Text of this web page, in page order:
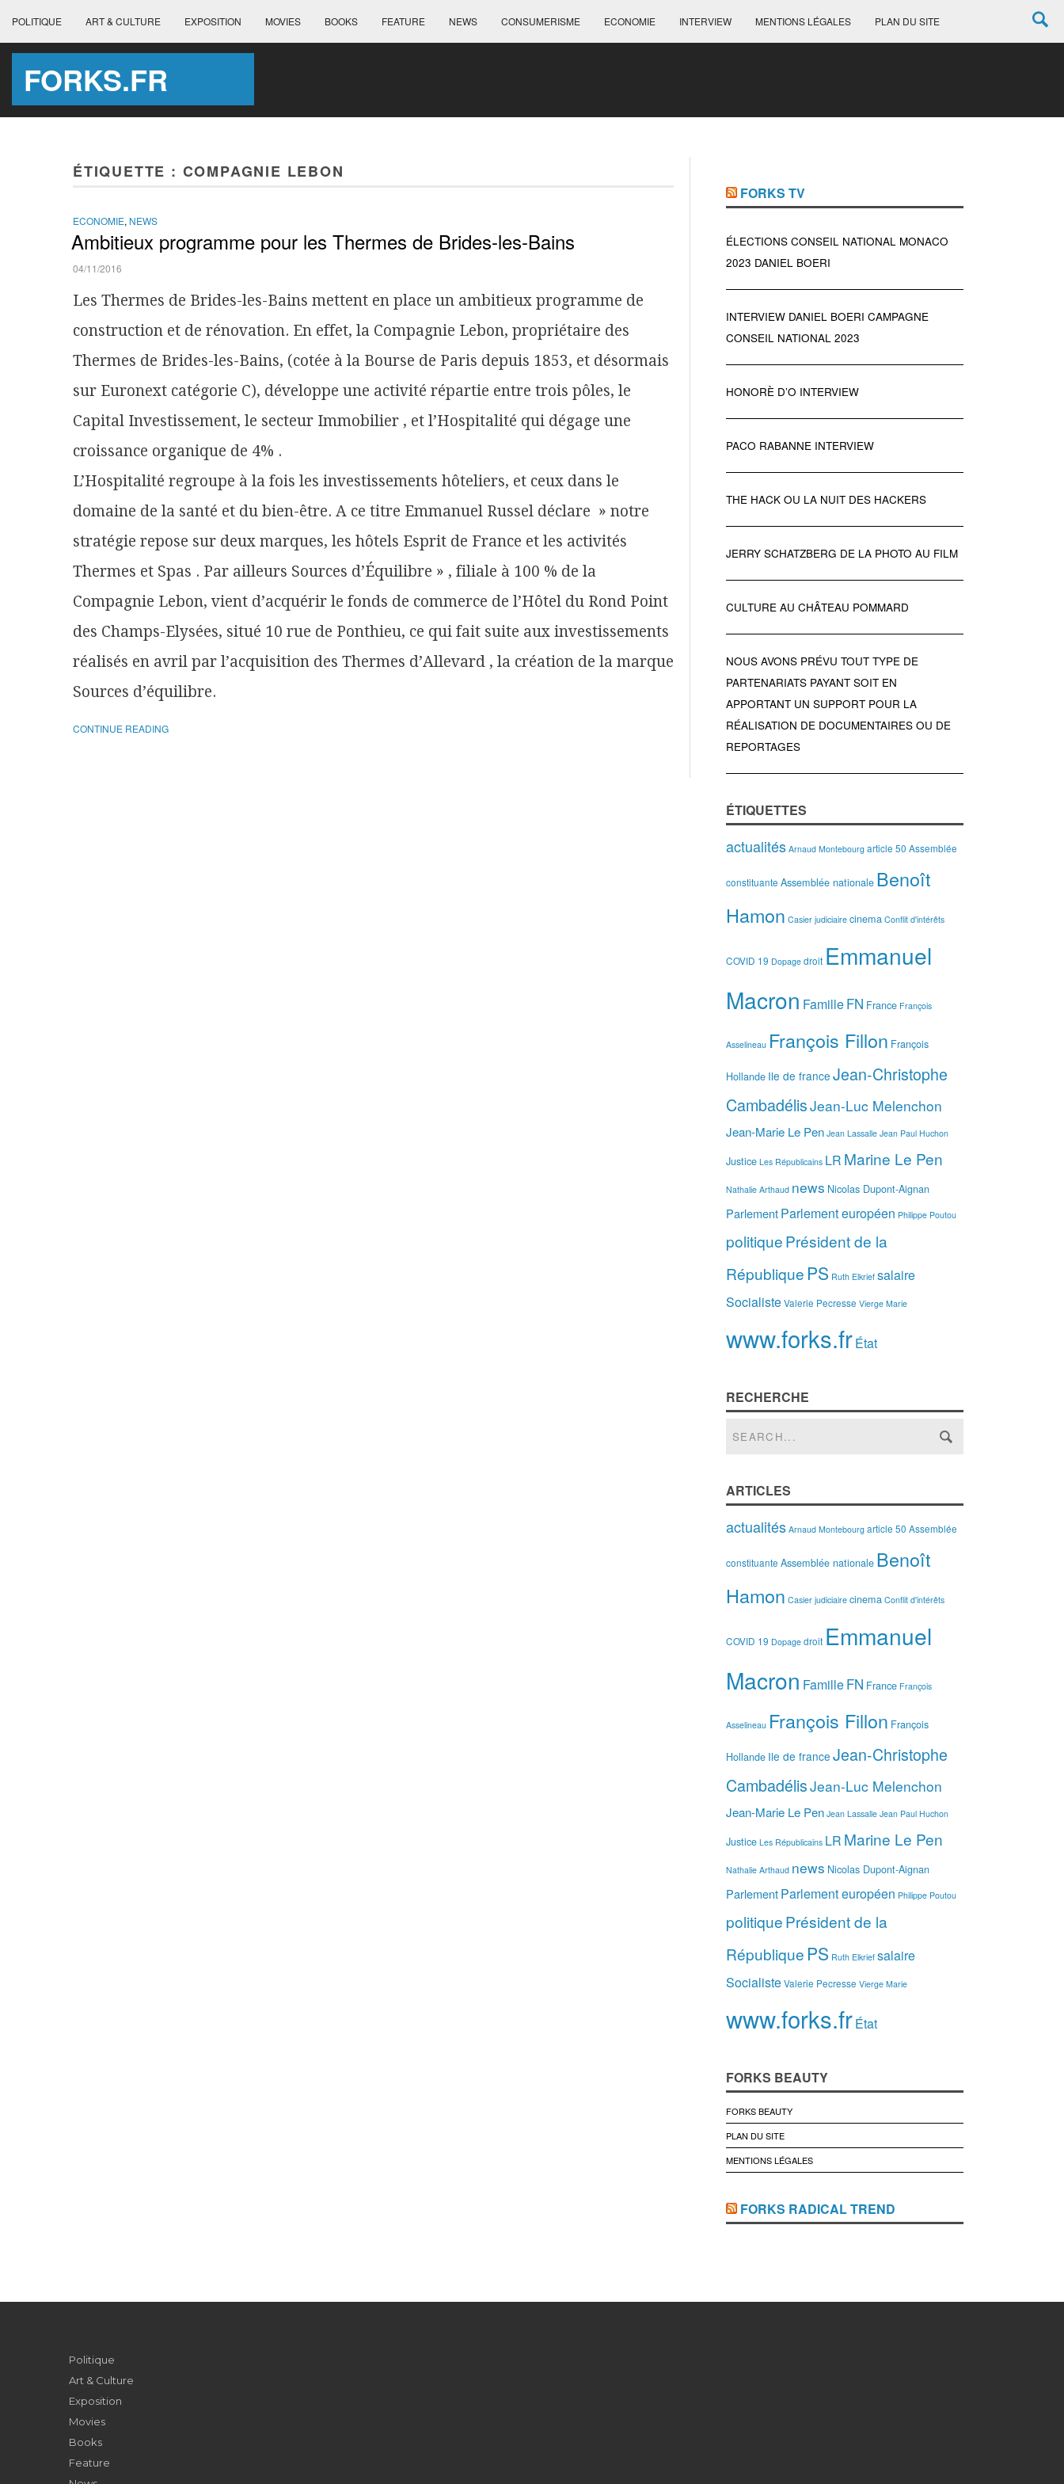
POLITIQUE ART & CULTURE EXPOSITION MOVIES BOOKS FEATURE NEWS CONSUMERISME ECONOMIE INTERVIEW MENTIONS LÉGALES PLAN DU SITE
FORKS.FR
ÉTIQUETTE : COMPAGNIE LEBON
ECONOMIE, NEWS
Ambitieux programme pour les Thermes de Brides-les-Bains
04/11/2016
Les Thermes de Brides-les-Bains mettent en place un ambitieux programme de
construction et de rénovation. En effet, la Compagnie Lebon, propriétaire des
Thermes de Brides-les-Bains, (cotée à la Bourse de Paris depuis 1853, et désormais
sur Euronext catégorie C), développe une activité répartie entre trois pôles, le
Capital Investissement, le secteur Immobilier , et l’Hospitalité qui dégage une
croissance organique de 4% .
L’Hospitalité regroupe à la fois les investissements hôteliers, et ceux dans le
domaine de la santé et du bien-être. A ce titre Emmanuel Russel déclare » notre
stratégie repose sur deux marques, les hôtels Esprit de France et les activités
Thermes et Spas . Par ailleurs Sources d’Équilibre » , filiale à 100 % de la
Compagnie Lebon, vient d’acquérir le fonds de commerce de l’Hôtel du Rond Point
des Champs-Elysées, situé 10 rue de Ponthieu, ce qui fait suite aux investissements
réalisés en avril par l’acquisition des Thermes d’Allevard , la création de la marque
Sources d’équilibre.
CONTINUE READING
FORKS TV
ÉLECTIONS CONSEIL NATIONAL MONACO
2023 DANIEL BOERI
INTERVIEW DANIEL BOERI CAMPAGNE
CONSEIL NATIONAL 2023
HONORÈ D’O INTERVIEW
PACO RABANNE INTERVIEW
THE HACK OU LA NUIT DES HACKERS
JERRY SCHATZBERG DE LA PHOTO AU FILM
CULTURE AU CHÂTEAU POMMARD
NOUS AVONS PRÉVU TOUT TYPE DE
PARTENARIATS PAYANT SOIT EN
APPORTANT UN SUPPORT POUR LA
RÉALISATION DE DOCUMENTAIRES OU DE
REPORTAGES
ÉTIQUETTES
actualités Arnaud Montebourg article 50 Assemblée
constituante Assemblée nationale Benoît
Hamon Casier judiciaire cinema Conflit d'intérêts
COVID 19 Dopage droit Emmanuel
Macron FamilleFN France François
Asselineau François Fillon François
Hollande Ile de france Jean-Christophe
CambadélisJean-Luc Melenchon
Jean-Marie Le Pen Jean Lassalle Jean Paul Huchon
Justice Les Républicains LR Marine Le Pen
Nathalie Arthaud news Nicolas Dupont-Aignan
ParlementParlement européen Philippe Poutou
politiquePrésident de la
République PS Ruth Elkrief salaire
SocialisteValerie Pecresse Vierge Marie
www.forks.frÉtat
RECHERCHE
ARTICLES
actualités Arnaud Montebourg article 50 Assemblée
constituante Assemblée nationale Benoît
Hamon Casier judiciaire cinema Conflit d'intérêts
COVID 19 Dopage droit Emmanuel
Macron FamilleFN France François
Asselineau François Fillon François
Hollande Ile de france Jean-Christophe
CambadélisJean-Luc Melenchon
Jean-Marie Le Pen Jean Lassalle Jean Paul Huchon
Justice Les Républicains LR Marine Le Pen
Nathalie Arthaud news Nicolas Dupont-Aignan
ParlementParlement européen Philippe Poutou
politiquePrésident de la
République PS Ruth Elkrief salaire
SocialisteValerie Pecresse Vierge Marie
www.forks.frÉtat
FORKS BEAUTY
FORKS BEAUTY
PLAN DU SITE
MENTIONS LÉGALES
FORKS RADICAL TREND
Politique
Art & Culture
Exposition
Movies
Books
Feature